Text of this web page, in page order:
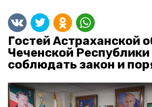
Гостей Астраханской
Чеченской
соблюдать закон и